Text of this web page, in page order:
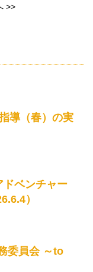
>>
導（春）の実
ドベンチャー
）
委員会 ～to